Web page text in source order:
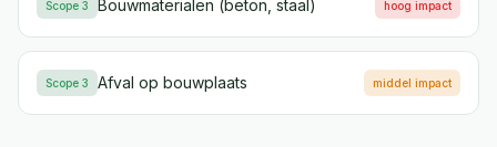
Scope 3 Bouwmaterialen (beton, staal) hoog impact
Scope 3 Afval op bouwplaats middel impact